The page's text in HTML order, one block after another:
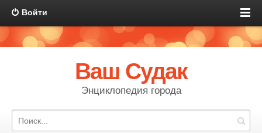
Войти
Ваш Судак
Энциклопедия города